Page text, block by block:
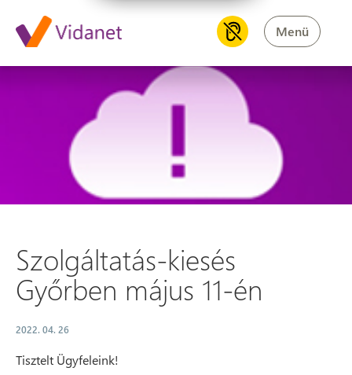
Menü
Szolgáltatás-kiesés Győrben
Szolgáltatás-kiesés
Győrben május 11-én
2022. 04. 26
Tisztelt Ügyfeleink!